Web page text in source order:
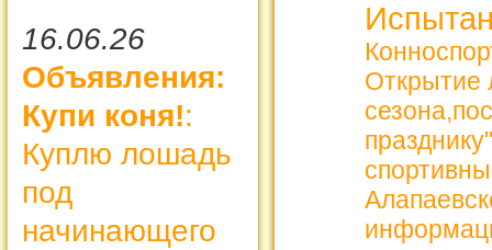
16.06.26
Объявления:
Купи коня!:
Куплю лошадь
под
начинающего
Открытие